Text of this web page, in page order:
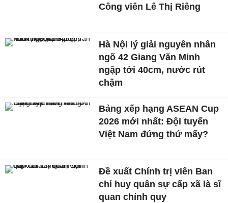
Công viên Lê Thị Riêng
Hà Nội lý giải nguyên nhân
ngõ 42 Giang Văn Minh
ngập tới 40cm, nước rút
chậm
Bảng xếp hạng ASEAN Cup
2026 mới nhất: Đội tuyển
Việt Nam đứng thứ mấy?
Đề xuất Chính trị viên Ban
chỉ huy quân sự cấp xã là sĩ
quan chính quy